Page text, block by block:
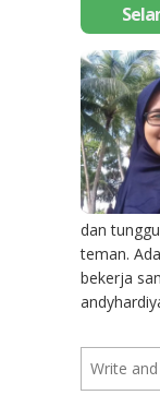
dan
teman.
bekerja